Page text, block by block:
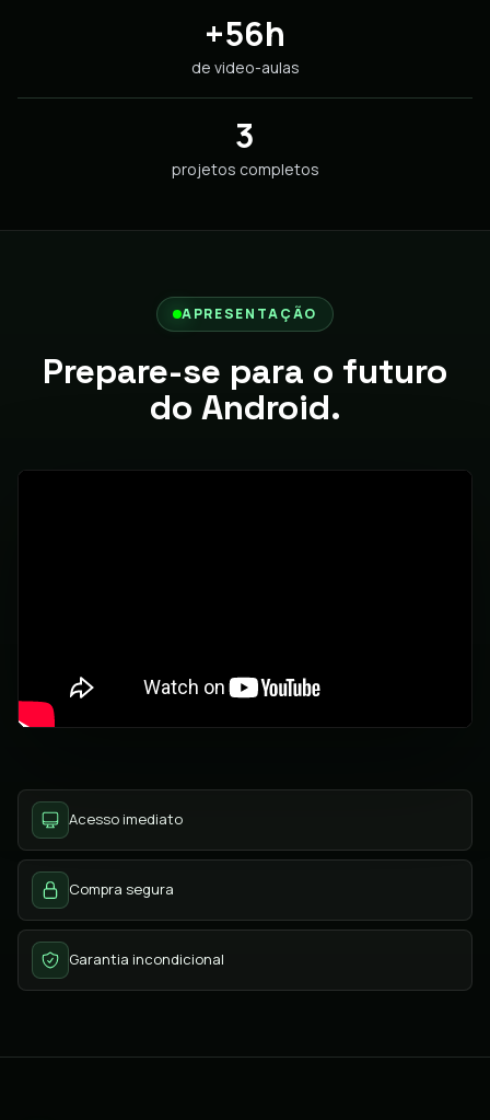
+56h
de video-aulas
3
projetos completos
APRESENTAÇÃO
Prepare-se para o futuro
do Android.
Acesso imediato
Compra segura
Garantia incondicional